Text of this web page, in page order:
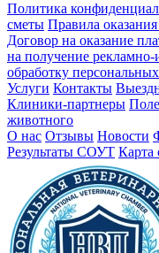
Политика
сметы Правила
Договор на оказание
на получение
обработку
Услуги Контакты
Клиники-партнеры
животного
О нас Отзывы Новости
Результаты СОУТ Карта